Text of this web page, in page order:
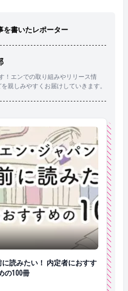
を書いたレポーター
！エンでの取り組みやリリース情
親しみやすくお届けしていきます。
前に読みたい！ 内定者におすす
！ 内定者におすす
の100冊